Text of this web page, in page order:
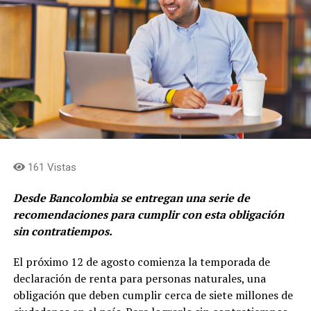
para sus accionistas. Estamos concentrados en
fortalecer la rentabilidad de los negocios, en cerrar el
descuento de las acciones frente al valor
fundamental, en acercar los flujos de caja al holding
y en simplificar la estructura para consolidar el rol de
asignación de capital en cabeza de Grupo Argos y
concentrar el rol de gestión de activos y
levantamiento de capital en cabeza de Grupo Argos
Asset Management (Odinsa)»afirma, Juan Esteban
161 Vistas
Desde Bancolombia se entregan una serie de
recomendaciones para cumplir con esta obligación
sin contratiempos.
El próximo 12 de agosto comienza la temporada de
declaración de renta para personas naturales, una
obligación que deben cumplir cerca de siete millones de